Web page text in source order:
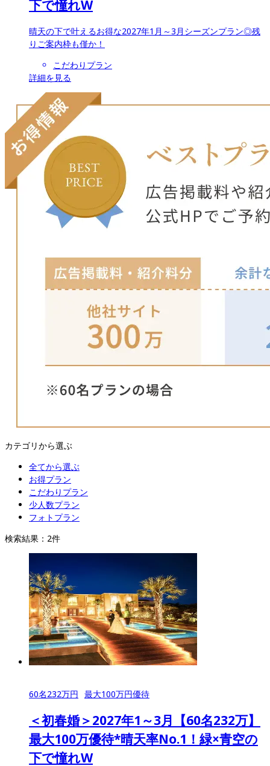
下で憧れW
晴天の下で叶えるお得な2027年1月～3月シーズンプラン◎残
りご案内枠も僅か！
こだわりプラン
詳細を見る
カテゴリから選ぶ
全てから選ぶ
お得プラン
こだわりプラン
少人数プラン
フォトプラン
検索結果： 2件
60名232万円 最大100万円優待
＜初春婚＞2027年1～3月【60名232万】
最大100万優待*晴天率No.1！緑×青空の
下で憧れW